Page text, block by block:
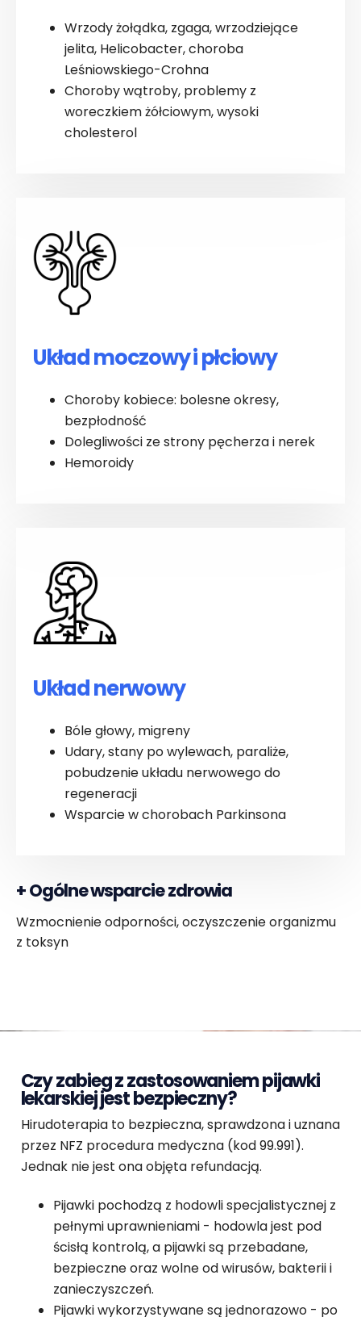
Wrzody żołądka, zgaga, wrzodziejące
jelita, Helicobacter, choroba
Leśniowskiego-Crohna
Choroby wątroby, problemy z
woreczkiem żółciowym, wysoki
cholesterol
Układ moczowy i płciowy
Choroby kobiece: bolesne okresy,
bezpłodność
Dolegliwości ze strony pęcherza i nerek
Hemoroidy
Układ nerwowy
Bóle głowy, migreny
Udary, stany po wylewach, paraliże,
pobudzenie układu nerwowego do
regeneracji
Wsparcie w chorobach Parkinsona
+Ogólne wsparcie zdrowia
Wzmocnienie odporności, oczyszczenie organizmu
z toksyn
Czy zabieg z zastosowaniem pijawki
lekarskiej jest bezpieczny?
Hirudoterapia to bezpieczna, sprawdzona i uznana
przez NFZ procedura medyczna (kod 99.991).
Jednak nie jest ona objęta refundacją.
Pijawki pochodzą z hodowli specjalistycznej z
pełnymi uprawnieniami - hodowla jest pod
ścisłą kontrolą, a pijawki są przebadane,
bezpieczne oraz wolne od wirusów, bakterii i
zanieczyszczeń.
Pijawki wykorzystywane są jednorazowo - po